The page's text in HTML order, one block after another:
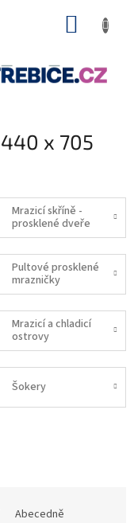
x 705
Mrazicí skříně -
prosklené dveře
Pultové prosklené
mrazničky
Mrazicí a chladicí
ostrovy
Šokery
Abecedně